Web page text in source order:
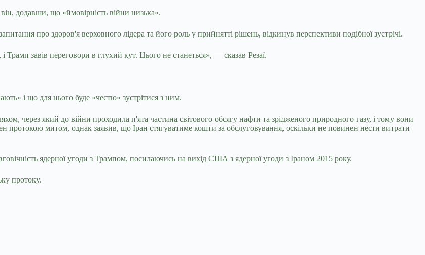
додавши, що «ймовірність війни низька».
про здоров'я верховного лідера та його роль у прийнятті рішень, відкинув перспективи подібної зустрічі.
Трамп завів переговори в глухий кут. Цього не станеться», — сказав Резаї.
і що для нього буде «честю» зустрітися з ним.
через який до війни проходила п'ята частина світового обсягу нафти та зрідженого природного газу, і тому вони
протокою митом, однак заявив, що Іран стягуватиме кошти за обслуговування, оскільки не повинен нести витрати
ядерної угоди з Трампом, посилаючись на вихід США з ядерної угоди з Іраном 2015 року.
протоку.